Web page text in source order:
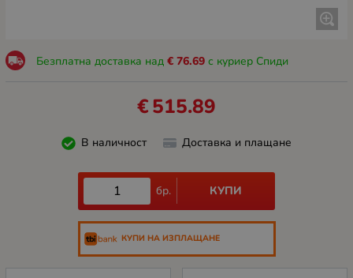
Безплатна доставка над 76.69
€ с куриер Спиди
515.89
€
В наличност Доставка и плащане
бр. КУПИ
КУПИ НА ИЗПЛАЩАНЕ